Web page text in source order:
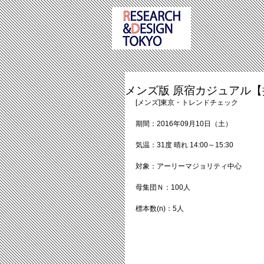
メンズ版 原宿カジュアル
[メンズ]東京・トレンドチェック
期間：2016年09月10日（土）
気温：31度 晴れ 14:00～15:30
対象：アーリーマジョリティ中心
母集団Ｎ：100人
標本数(n)：5人